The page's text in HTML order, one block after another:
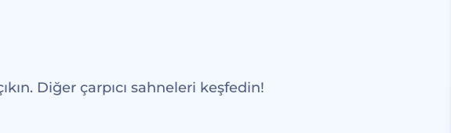
Diğer çarpıcı sahneleri keşfedin!